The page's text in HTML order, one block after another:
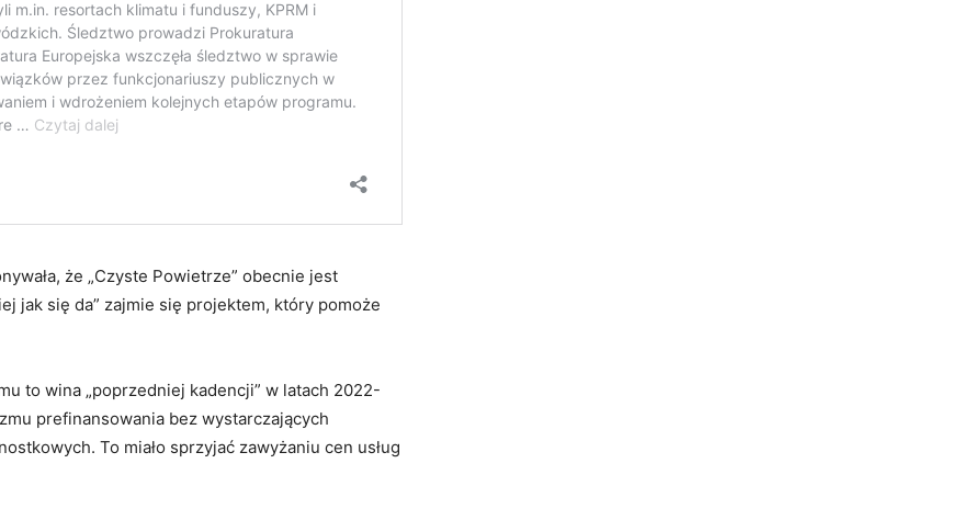
że „Czyste Powietrze” obecnie jest
jak się da” zajmie się projektem, który pomoże
to wina „poprzedniej kadencji” w latach 2022-
prefinansowania bez wystarczających
To miało sprzyjać zawyżaniu cen usług